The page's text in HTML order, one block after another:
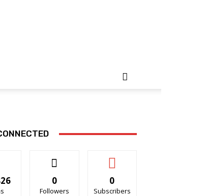
0
Followers
0
Subscribers